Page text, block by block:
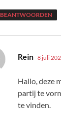
BEANTWOORDEN
Rein schreef:
8 juli
Hallo, deze
partij te
te vinden.